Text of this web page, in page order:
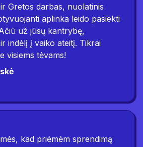
Gretos darbas, nuolatinis
aplinka leido pasiekti
už jūsų kantrybę,
indėlį į vaiko ateitį. Tikrai
visiems tėvams!
kad priėmėm sprendimą